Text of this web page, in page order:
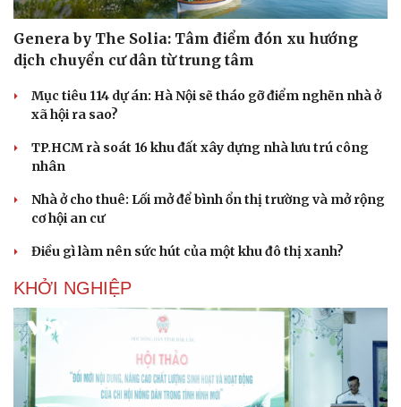
Genera by The Solia: Tâm điểm đón xu hướng
dịch chuyển cư dân từ trung tâm
Mục tiêu 114 dự án: Hà Nội sẽ tháo gỡ điểm nghẽn nhà ở
xã hội ra sao?
TP.HCM rà soát 16 khu đất xây dựng nhà lưu trú công
nhân
Nhà ở cho thuê: Lối mở để bình ổn thị trường và mở rộng
cơ hội an cư
Điều gì làm nên sức hút của một khu đô thị xanh?
KHỞI NGHIỆP